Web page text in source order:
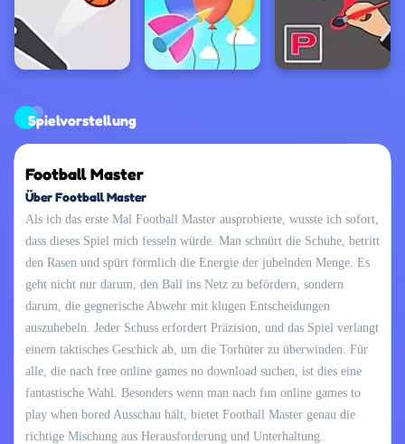
Spielvorstellung
Football Master
Über Football Master
Als ich das erste Mal Football Master ausprobierte, wusste ich sofort,
dass dieses Spiel mich fesseln würde. Man schnürt die Schuhe, betritt
den Rasen und spürt förmlich die Energie der jubelnden Menge. Es
geht nicht nur darum, den Ball ins Netz zu befördern, sondern
darum, die gegnerische Abwehr mit klugen Entscheidungen
auszuhebeln. Jeder Schuss erfordert Präzision, und das Spiel verlangt
einem taktisches Geschick ab, um die Torhüter zu überwinden. Für
alle, die nach free online games no download suchen, ist dies eine
fantastische Wahl. Besonders wenn man nach fun online games to
play when bored Ausschau hält, bietet Football Master genau die
richtige Mischung aus Herausforderung und Unterhaltung.